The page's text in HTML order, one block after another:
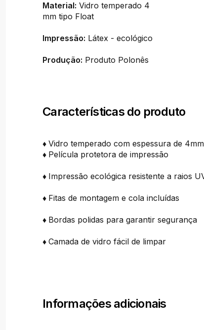
Material: Vidro temperado 4
mm tipo Float
Impressão: Látex - ecológico
Produção: Produto Polonês
Características do produto
♦Vidro temperado com espessura de 4mm
♦ Película protetora de impressão
♦ Impressão ecológica resistente a raios
♦ Fitas de montagem e cola incluídas
♦ Bordas polidas para garantir segurança
♦Camada de vidro fácil de limpar
Informações adicionais